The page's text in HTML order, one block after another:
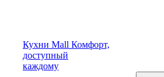
Кухни Mall Комфорт,
доступный
каждому